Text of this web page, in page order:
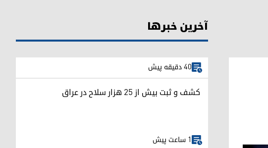
آخرین خبرها
40 دقیقه پیش
کشف و ثبت بیش از ۲۵ هزار سلاح در عراق
1 ساعت پیش